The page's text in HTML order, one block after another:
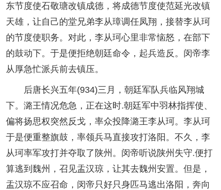
东节度使石敬瑭改镇成德，将成德节度使范延光改镇
天雄，让自己的堂兄弟李从璋调任凤翔，接替李从珂
的节度使职务。对此，李从珂心里非常恼怒，在部下
的鼓动下。于是便拒绝朝廷命令，起兵造反。闵帝李
从厚急忙派兵前去镇压。
后唐长兴五年(934)三月，朝廷军队兵临风翔城
下。潞王情况危急，正在这时.朝廷军中羽林指挥使、
偏将扬思权突然反戈，率众投降潞王李从珂。李从珂
于是便重整旗鼓，率领兵马直接攻打洛阳。不久，李
从珂率军攻打并夺取了陕州。闵帝听说陕州失守.便打
算逃到魏州，召见盂汉琼，让其去魏州安置。但是，
盂汉琼不应召命，闵帝只好只身匹马逃出洛阳，奔向